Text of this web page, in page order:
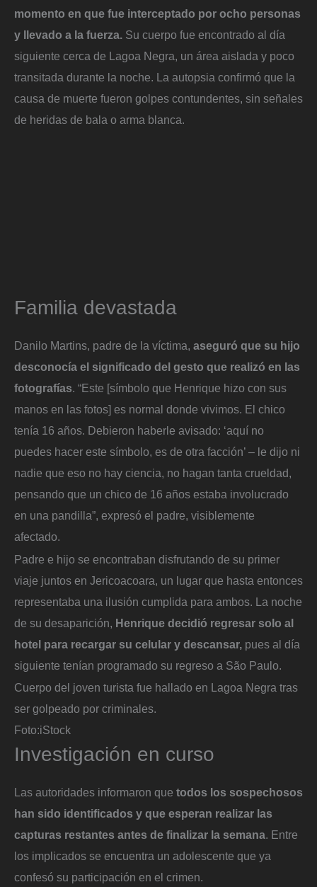
momento en que fue interceptado por ocho personas
y llevado a la fuerza. Su cuerpo fue encontrado al día
siguiente cerca de Lagoa Negra, un área aislada y poco
transitada durante la noche. La autopsia confirmó que la
causa de muerte fueron golpes contundentes, sin señales
de heridas de bala o arma blanca.
Familia devastada
Danilo Martins, padre de la víctima, aseguró que su hijo
desconocía el significado del gesto que realizó en las
fotografías. “Este [símbolo que Henrique hizo con sus
manos en las fotos] es normal donde vivimos. El chico
tenía 16 años. Debieron haberle avisado: ‘aquí no
puedes hacer este símbolo, es de otra facción’ – le dijo ni
nadie que eso no hay ciencia, no hagan tanta crueldad,
pensando que un chico de 16 años estaba involucrado
en una pandilla”, expresó el padre, visiblemente
afectado.
Padre e hijo se encontraban disfrutando de su primer
viaje juntos en Jericoacoara, un lugar que hasta entonces
representaba una ilusión cumplida para ambos. La noche
de su desaparición, Henrique decidió regresar solo al
hotel para recargar su celular y descansar, pues al día
siguiente tenían programado su regreso a São Paulo.
Cuerpo del joven turista fue hallado en Lagoa Negra tras
ser golpeado por criminales.
Foto:iStock
Investigación en curso
Las autoridades informaron que todos los sospechosos
han sido identificados y que esperan realizar las
capturas restantes antes de finalizar la semana. Entre
los implicados se encuentra un adolescente que ya
confesó su participación en el crimen.